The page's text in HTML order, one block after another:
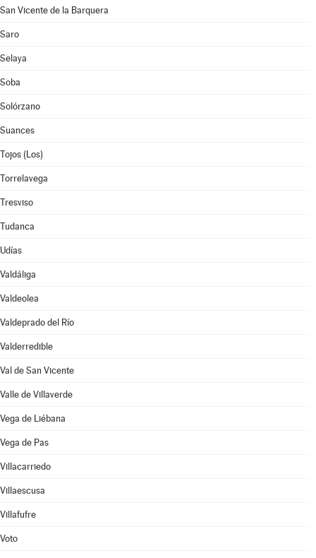
San Vicente de la Barquera
Saro
Selaya
Soba
Solórzano
Suances
Tojos (Los)
Torrelavega
Tresviso
Tudanca
Udías
Valdáliga
Valdeolea
Valdeprado del Río
Valderredible
Val de San Vicente
Valle de Villaverde
Vega de Liébana
Vega de Pas
Villacarriedo
Villaescusa
Villafufre
Voto